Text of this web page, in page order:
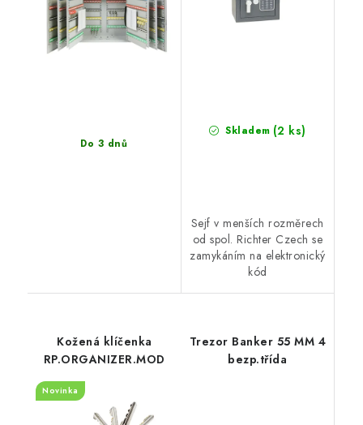
Do 3 dnů
Skladem (2 ks)
Sejf v menších rozměrech
od spol. Richter Czech se
zamykáním na elektronický
kód
Kožená klíčenka
RP.ORGANIZER.MOD
Novinka
Trezor Banker 55 MM 4
bezp.třída